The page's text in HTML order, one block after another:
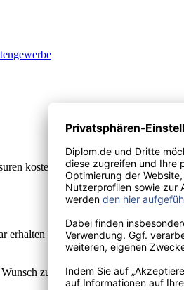
kostenlos downloaden!
erhalten Sie Autorenhonorar - bis zu
zusätzlich als hochwertiges